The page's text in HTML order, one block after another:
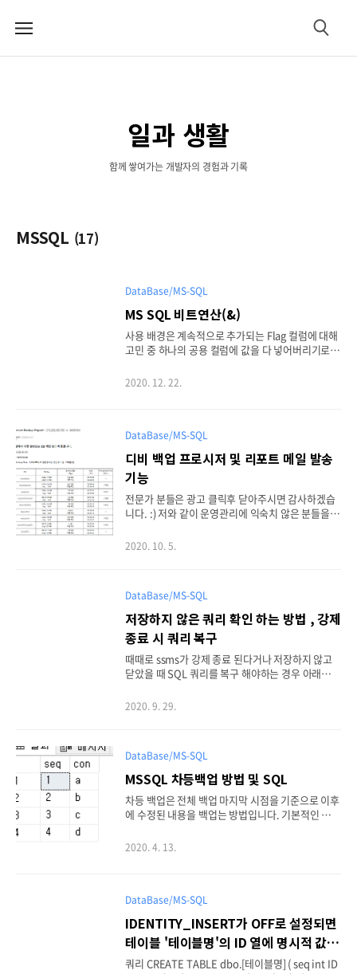
메
검
일과 생활
함께 쌓여가는 개발자의 경험과 기록
MSSQL (17)
DataBase/MS-SQL
MS SQL 비트연산(&)
사용 배경은 계속적으로 추가되는 Flag 컬럼에 대해
고민 중 하나의 공용 컬럼에 값을 다 넣어버리기로
, 결과 => 0 SELECT @i & 2 , 결과 => 2 SELECT @
째 조회인 @i & 2 의 내용을 보면. 6 > 0110 2 > 001
0 ====== 0010 > 2 결과 값이 2가 나온다. 일반적으
로 사용할 경우에는 SELECT * FROM 테이블 WHE
RE 컬럼 & 2 > 0 위와 같이 0보다 크거나(True) 작은
경..
2020. 12. 22.
DataBase/MS-SQL
디비 백업 프로시저 및 리포트 메일 발송
기능
전문가 분들은 광고 클릭후 닫아주시면 감사하겠습
니다. :) 저와 같이 운영관리에 익숙치 않은 분들을
록을 위한 테이블을 생성했습니다. USE [master] G
t] [datetime] NULL, [endDt] [datetime] NULL,
[msg] [ntext] NULL, [mdfSize] [int] NULL, [ldfSi
ze] [int] NULL ) ON [PRIMARY] TEXTIMAGE_ON
[PRIMARY] GO 2. 백업을 위한 프로시..
2020. 10. 5.
DataBase/MS-SQL
저장하지 않은 쿼리 확인 하는 방법 , 강제
종료 시 쿼리 복구
때때로 ssms가 강제 종료 된다거나 저장하지 않고
닫았을 때 SQL 쿼리를 복구 해야하는 경우 아래의
se SELECT execquery.last_execution_time AS
andle) AS execsql ORDER BY execquery.last_e
xecution_time DESC 참조 Url : qastack.kr/pro
gramming/15034832/recover-unsaved-sql-qu
ery-scripts
2020. 9. 29.
DataBase/MS-SQL
MSSQL 차등백업 방법 및 SQL
차등 백업은 전체 백업 마지막 시점을 기준으로 이후
에 수정된 내용을 백업는 방법입니다. 기본적인 내용
TABASE [test] TO DISK = N'D:\Backup\test_ful
UP DATABASE [test] TO DISK = N'D:\Backup\t
est_1.bak' WITH DIFFERENTIAL , NOFORMAT,
NOINIT, NAME = N'test-전체 데이터베이스 백업',
SKIP, NOREWIND, NOUNLOAD, STATS ..
2020. 4. 13.
DataBase/MS-SQL
IDENTITY_INSERT가 OFF로 설정되면
테이블 '테이블명'의 ID 열에 명시적 값을
삽입할 수 없습니다.
쿼리 CREATE TABLE dbo.[테이블명] ( seq int ID